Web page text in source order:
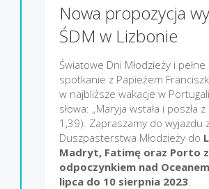
Nowa propozycja
ŚDM w Lizbonie
Światowe Dni Młodzieży i
spotkanie z Papieżem
w najbliższe wakacje w
słowa: „Maryja wstała i poszła
1,39). Zapraszamy do wyjazdu
Duszpasterstwa Młodzieży do
Madryt, Fatimę oraz Porto z
odpoczynkiem nad Oceanem
lipca do 10 sierpnia 2023